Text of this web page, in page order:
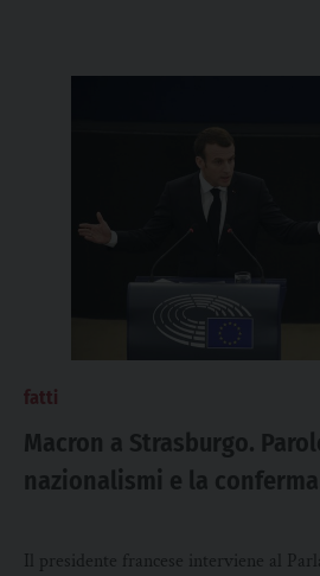
fatti
Macron a Strasburgo.
nazionalismi e la
Il presidente francese interviene al